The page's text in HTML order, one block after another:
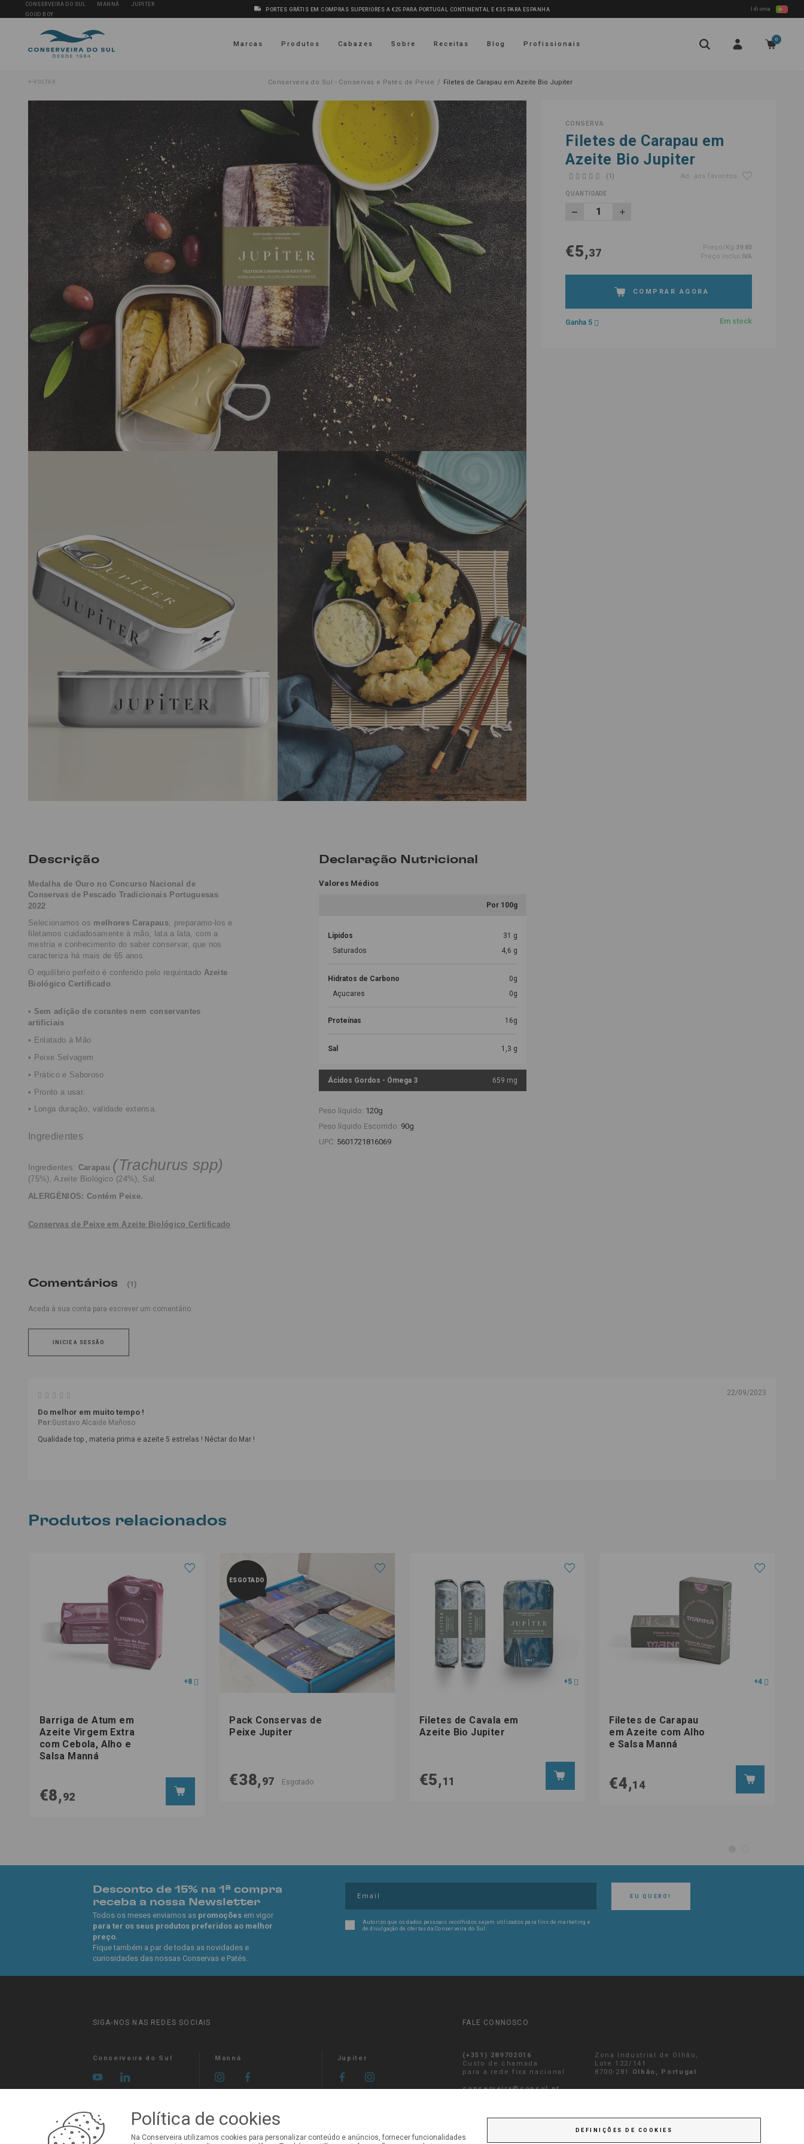
CONSERVEIRA DO SUL MANNÁ
JUPITER
GOOD BOY
PORTES GRÁTIS EM COMPRAS SUPERIORES A €25 PARA PORTUGAL CONTINENTAL E €35 PARA ESPANHA Idioma
Marcas Produtos Cabazes Sobre Receitas Blog Profissionais
0
VOLTAR Conserveira do Sul - Conservas e Patés de Peixe / Filetes de Carapau em Azeite Bio Jupiter
CONSERVA
Filetes de Carapau em
Azeite Bio Jupiter
(1) Ad. aos favoritos
QUANTIDADE
€5,37 Preço/Kg 39.83
Preço inclui IVA
COMPRAR AGORA
Ganha 5 Em stock
Descrição
Medalha de Ouro no Concurso Nacional de
Conservas de Pescado Tradicionais Portuguesas
2022
Selecionamos os melhores Carapaus, preparamo-los e
filetamos cuidadosamente à mão, lata a lata, com a
mestria e conhecimento do saber conservar, que nos
caracteriza há mais de 65 anos.
O equilíbrio perfeito é conferido pelo requintado Azeite
Biológico Certificado
• Sem adição de corantes nem conservantes
artificiais
• Enlatado à Mão
• Peixe Selvagem
• Prático e Saboroso
• Pronto a usar.
• Longa duração, validade extensa.
Ingredientes
Ingredientes: Carapau (Trachurus spp)
(75%), Azeite Biológico (24%), Sal.
ALERGÉNIOS: Contém Peixe.
Conservas de Peixe em Azeite Biológico Certificado
Declaração Nutricional
Valores Médios
Por 100g
Lípidos
31 g
Saturados
4,6 g
Hidratos de Carbono
0g
Açucares
0g
Proteínas 16g
Sal 1,3 g
Ácidos Gordos - Ómega 3 659 mg
Peso líquido: 120g
Peso líquido Escorrido: 90g
UPC: 5601721816069
Comentários (1)
Aceda à sua conta para escrever um comentário.
INICIE A SESSÃO
22/09/2023
Do melhor em muito tempo !
Por:Gustavo Alcaide Mañoso
Qualidade top , materia prima e azeite 5 estrelas ! Néctar do Mar !
Produtos relacionados
+8
Barriga de Atum em
Azeite Virgem Extra
com Cebola, Alho e
Salsa Manná
€8,92
ESGOTADO
Pack Conservas de
Peixe Jupiter
€38,97 Esgotado
+5
Filetes de Cavala em
Azeite Bio Jupiter
€5,11
+4
Filetes de Carapau
em Azeite com Alho
e Salsa Manná
€4,14
Desconto de 15% na 1ª compra
receba a nossa Newsletter
Todos os meses enviamos as promoçõesem vigor
para ter os seus produtos preferidos ao melhor
preço.
Fique também a par de todas as novidades e
curiosidades das nossas Conservas e Patés.
EU QUERO!
Autorizo que os dados pessoais recolhidos sejam utilizados para fins de marketing e
de divulgação de ofertas da Conserveira do Sul.
SIGA-NOS NAS REDES SOCIAIS
Conserveira do Sul Manná Jupiter
FALE CONNOSCO
(+351) 289702016
Custo de chamada
para a rede fixa nacional
conserveira@consul.pt
Zona Industrial de Olhão,
Lote 122/141
8700-281 Olhão, Portugal
Política de cookies
Na Conserveira utilizamos cookies para personalizar conteúdo e anúncios, fornecer funcionalidades
DEFINIÇÕES DE COOKIES